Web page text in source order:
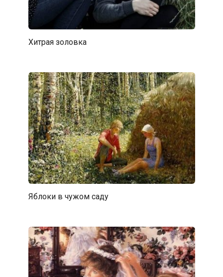
Хитрая золовка
Яблоки в чужом саду